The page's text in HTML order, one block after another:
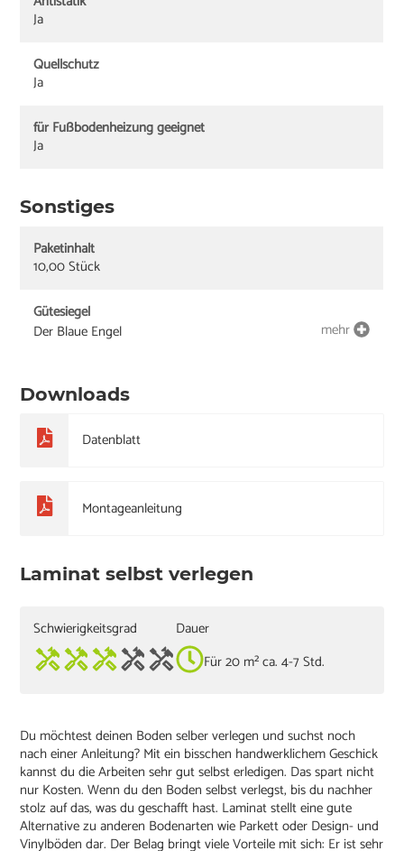
Ja
Quellschutz
Ja
für Fußbodenheizung geeignet
Ja
Sonstiges
Paketinhalt
10,00 Stück
Gütesiegel
Der Blaue Engel
mehr
Downloads
Datenblatt
Montageanleitung
Laminat selbst verlegen
Schwierigkeitsgrad
Dauer
Für 20 m² ca. 4-7 Std.
Du möchtest deinen Boden selber verlegen und suchst noch
nach einer Anleitung? Mit ein bisschen handwerklichem Geschick
kannst du die Arbeiten sehr gut selbst erledigen. Das spart nicht
nur Kosten. Wenn du den Boden selbst verlegst, bis du nachher
stolz auf das, was du geschafft hast. Laminat stellt eine gute
Alternative zu anderen Bodenarten wie Parkett oder Design- und
Vinylböden dar. Der Belag bringt viele Vorteile mit sich: Er ist sehr